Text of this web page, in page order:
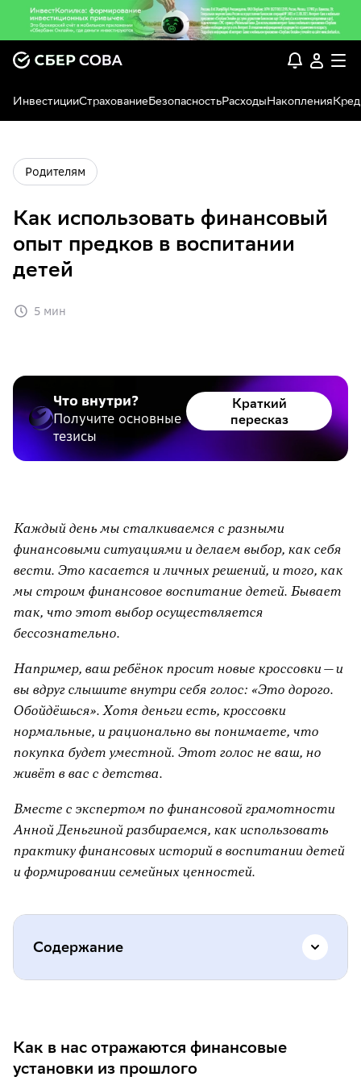
ИнвестицииСтрахованиеБезопасностьРасходыНакопления
Родителям
Как использовать финансовый
опыт предков в воспитании
детей
5 мин
Что внутри?
Получите основные
тезисы
Краткий
пересказ
Каждый день мы сталкиваемся с разными
финансовыми ситуациями и делаем выбор, как себя
вести. Это касается и личных решений, и того, как
мы строим финансовое воспитание детей. Бывает
так, что этот выбор осуществляется
бессознательно.
Например, ваш ребёнок просит новые кроссовки — и
вы вдруг слышите внутри себя голос: «Это дорого.
Обойдёшься». Хотя деньги есть, кроссовки
нормальные, и рационально вы понимаете, что
покупка будет уместной. Этот голос не ваш, но
живёт в вас с детства.
Вместе с экспертом по финансовой грамотности
Анной Деньгиной разбираемся, как использовать
практику финансовых историй в воспитании детей
и формировании семейных ценностей.
Содержание
Что такое семейная финансовая история
Как в нас отражаются финансовые
установки из прошлого